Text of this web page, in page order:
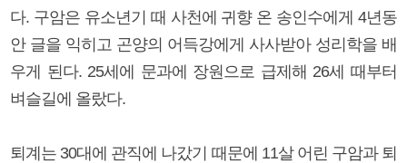
다. 구암은 유소년기 때 사천에 귀향 온 송인수에게 4년동
안 글을 익히고 곤양의 어득강에게 사사받아 성리학을 배
우게 된다. 25세에 문과에 장원으로 급제해 26세 때부터
벼슬길에 올랐다.
퇴계는 30대에 관직에 나갔기 때문에 11살 어린 구암과 퇴